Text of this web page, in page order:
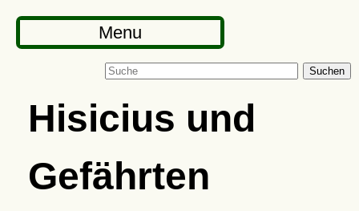
Menu
Suchen
Hisicius und
Gefährten